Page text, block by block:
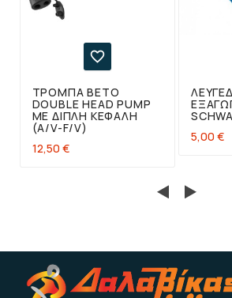

ΤΡΌΜΠΑ BETO
DOUBLE HEAD PUMP
ΜΕ ΔΙΠΛΉ ΚΕΦΑΛΉ
(A/V-F/V)
12,50 €
5,00 €